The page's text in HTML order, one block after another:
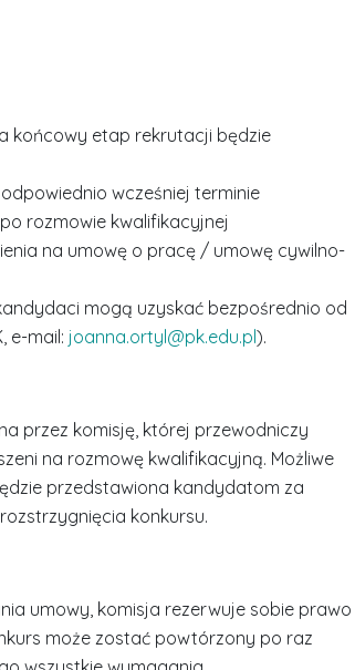
końcowy etap rekrutacji będzie
wcześniej terminie
rozmowie kwalifikacyjnej
na umowę o pracę / umowę cywilno-
mogą uzyskać bezpośrednio od
e-mail: joanna.ortyl@pk.edu.pl).
przez komisję, której przewodniczy
na rozmowę kwalifikacyjną. Możliwe
przedstawiona kandydatom za
konkursu.
umowy, komisja rezerwuje sobie prawo
może zostać powtórzony po raz